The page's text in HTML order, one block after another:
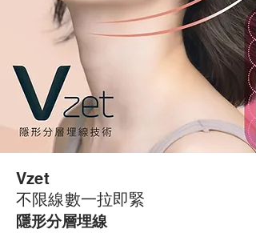
Vzet
不限線數一拉即緊
隱形分層埋線